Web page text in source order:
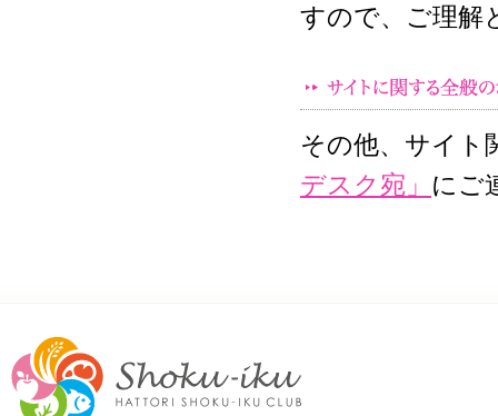
すので、ご理解
その他、サイト
デスク宛」 にご